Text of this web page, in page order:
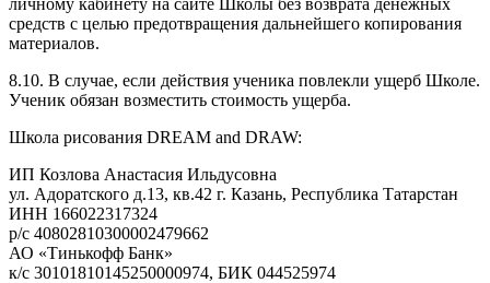
средств с целью предотвращения дальнейшего копирования
материалов.
8.10. В случае, если действия ученика повлекли ущерб Школе.
Ученик обязан возместить стоимость ущерба.
Школа рисования DREAM and DRAW:
ИП Козлова Анастасия Ильдусовна
ул. Адоратского д.13, кв.42 г. Казань, Республика Татарстан
ИНН 166022317324
р/с 40802810300002479662
АО «Тинькофф Банк»
к/с 30101810145250000974, БИК 044525974